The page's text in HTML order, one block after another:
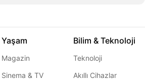
Yaşam
Magazin
Sinema & TV
Bilim & Teknoloji
Teknoloji
Akıllı Cihazlar